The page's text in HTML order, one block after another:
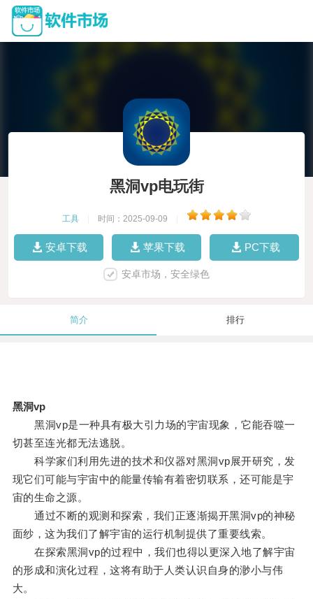
黑洞vp电玩街
工具 时间：2025-09-09
安卓下载 苹果下载 PC下载
安卓市场，安全绿色
简介 排行
黑洞vp
黑洞vp是一种具有极大引力场的宇宙现象，它能吞噬一
切甚至连光都无法逃脱。
科学家们利用先进的技术和仪器对黑洞vp展开研究，发
现它们可能与宇宙中的能量传输有着密切联系，还可能是宇
宙的生命之源。
通过不断的观测和探索，我们正逐渐揭开黑洞vp的神秘
面纱，这为我们了解宇宙的运行机制提供了重要线索。
在探索黑洞vp的过程中，我们也得以更深入地了解宇宙
的形成和演化过程，这将有助于人类认识自身的渺小与伟
大。